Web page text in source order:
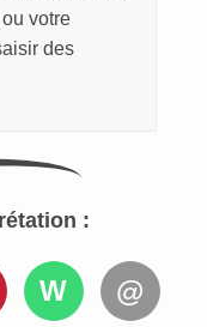
votre
des
:
W @